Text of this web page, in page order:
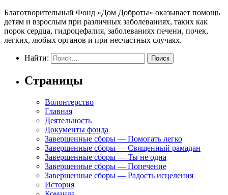
Благотворительный Фонд «Дом Доброты» оказывает помощь
детям и взрослым при различных заболеваниях, таких как
порок сердца, гидроцефалия, заболеваниях печени, почек,
легких, любых органов и при несчастных случаях.
Найти:
Страницы
Волонтерство
Главная
Деятельность
Документы фонда
Завершенные сборы — Помогать легко
Завершенные сборы — Священный рамадан
Завершенные сборы — Ты не одна
Завершенные сборы — Попечение
Завершенные сборы — Радость исцеления
История